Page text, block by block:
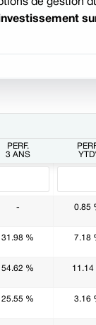
de gestion
PERF.
3 ANS
- 0.85
31.98 % 7.18
54.62 % 11.14
25.55 % 3.16